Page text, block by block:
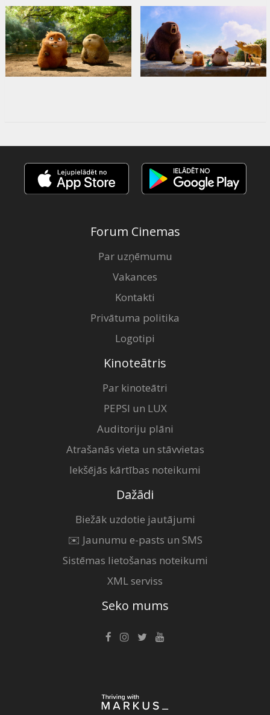
Forum Cinemas
Par uzņēmumu
Vakances
Kontakti
Privātuma politika
Logotipi
Kinoteātris
Par kinoteātri
PEPSI un LUX
Auditoriju plāni
Atrašanās vieta un stāvvietas
Iekšējās kārtības noteikumi
Dažādi
Biežāk uzdotie jautājumi
✉️ Jaunumu e-pasts un SMS
Sistēmas lietošanas noteikumi
XML serviss
Seko mums